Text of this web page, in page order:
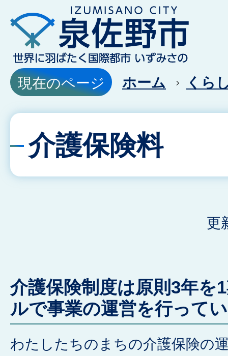
現在のページ ホーム くら
介護保険料
更
介護保険制度は原則3年を
ルで事業の運営を行って
わたしたちのまちの介護保険の